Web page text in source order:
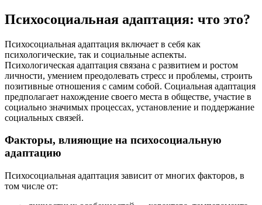
Психосоциальная адаптация: что это?
Психосоциальная адаптация включает в себя как
психологические, так и социальные аспекты.
Психологическая адаптация связана с развитием и ростом
личности, умением преодолевать стресс и проблемы, строить
позитивные отношения с самим собой. Социальная адаптация
предполагает нахождение своего места в обществе, участие в
социально значимых процессах, установление и поддержание
социальных связей.
Факторы, влияющие на психосоциальную
адаптацию
Психосоциальная адаптация зависит от многих факторов, в
том числе от: